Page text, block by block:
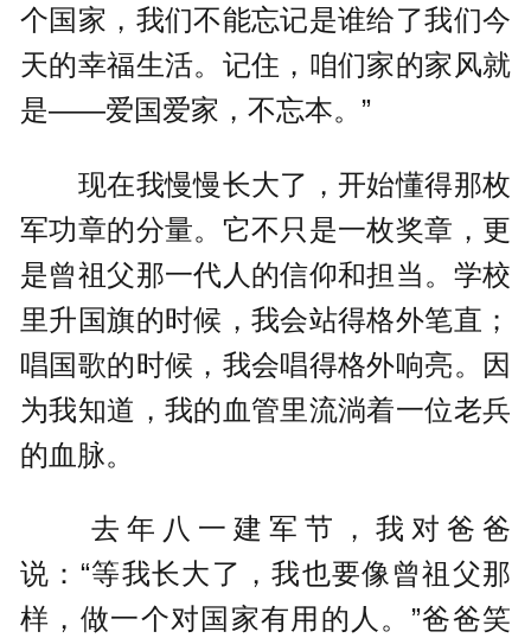
个国家，我们不能忘记是谁给了我们今
天的幸福生活。记住，咱们家的家风就
是——爱国爱家，不忘本。”
现在我慢慢长大了，开始懂得那枚
军功章的分量。它不只是一枚奖章，更
是曾祖父那一代人的信仰和担当。学校
里升国旗的时候，我会站得格外笔直；
唱国歌的时候，我会唱得格外响亮。因
为我知道，我的血管里流淌着一位老兵
的血脉。
去年八一建军节，我对爸爸
说：“等我长大了，我也要像曾祖父那
样，做一个对国家有用的人。”爸爸笑